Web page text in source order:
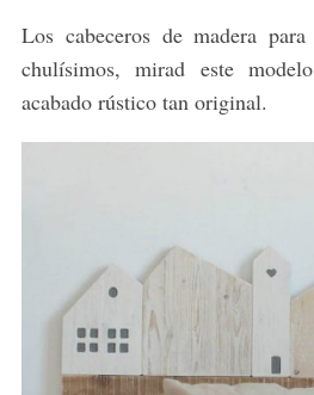
Los cabeceros de madera
chulísimos, mirad este
acabado rústico tan original.